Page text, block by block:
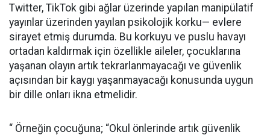
Twitter, TikTok gibi ağlar üzerinde yapılan manipülatif
yayınlar üzerinden yayılan psikolojik korku— evlere
sirayet etmiş durumda. Bu korkuyu ve puslu havayı
ortadan kaldırmak için özellikle aileler, çocuklarına
yaşanan olayın artık tekrarlanmayacağı ve güvenlik
açısından bir kaygı yaşanmayacağı konusunda uygun
bir dille onları ikna etmelidir.
“ Örneğin çocuğuna; “Okul önlerinde artık güvenlik